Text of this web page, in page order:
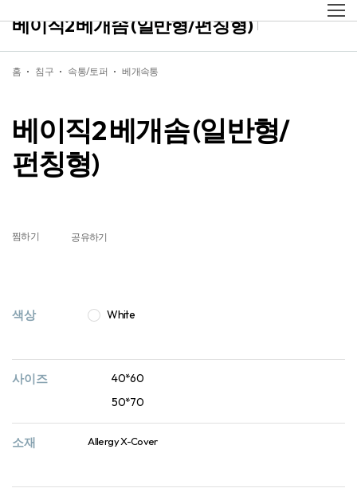
홈 침구 속통/토퍼 베개속통
베이직2 베개솜 (일반형/
펀칭형)
찜하기 공유하기
베이직2 베개솜 (일반형/펀칭형)
색상 White
사이즈
40*60
50*70
소재 Allergy X-Cover